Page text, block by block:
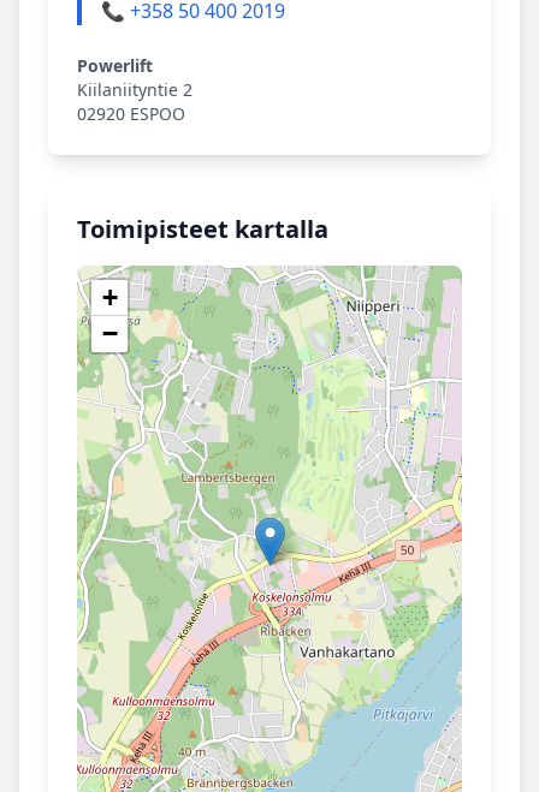
📞 +358 50 400 2019
Powerlift
Kiilaniityntie 2
02920 ESPOO
Toimipisteet kartalla
+
−